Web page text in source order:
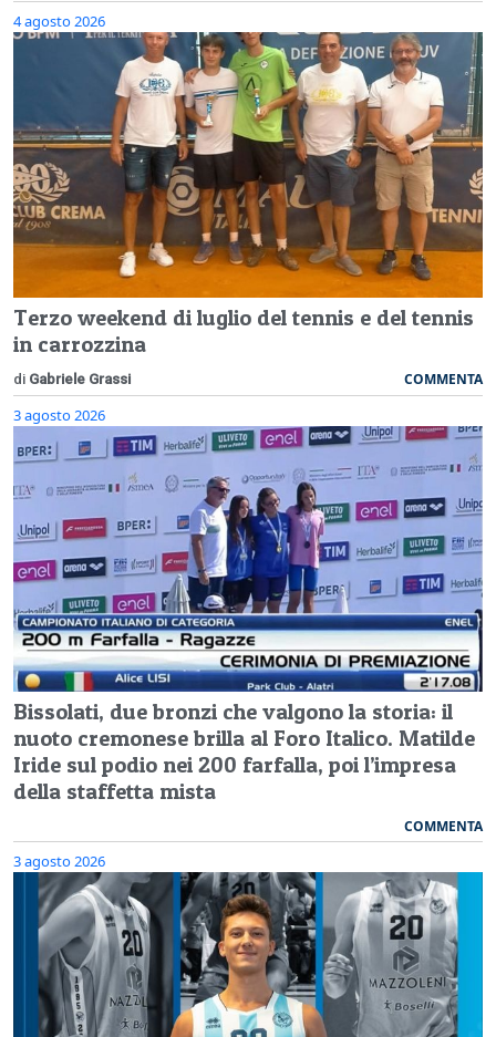
4 agosto 2026
Terzo weekend di luglio del tennis e del tennis
in carrozzina
di Gabriele Grassi COMMENTA
3 agosto 2026
Bissolati, due bronzi che valgono la storia: il
nuoto cremonese brilla al Foro Italico. Matilde
Iride sul podio nei 200 farfalla, poi l’impresa
della staffetta mista
COMMENTA
3 agosto 2026